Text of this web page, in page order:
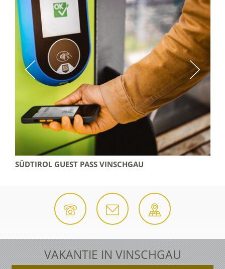
SÜDTIROL GUEST PASS VINSCHGAU
VAKANTIE IN VINSCHGAU